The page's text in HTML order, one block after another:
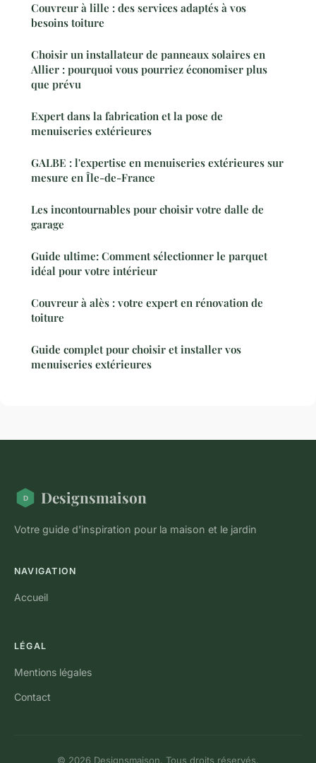
Couvreur à lille : des services adaptés à vos
besoins toiture
Choisir un installateur de panneaux solaires en
Allier : pourquoi vous pourriez économiser plus
que prévu
Expert dans la fabrication et la pose de
menuiseries extérieures
GALBE : l'expertise en menuiseries extérieures sur
mesure en Île-de-France
Les incontournables pour choisir votre dalle de
garage
Guide ultime: Comment sélectionner le parquet
idéal pour votre intérieur
Couvreur à alès : votre expert en rénovation de
toiture
Guide complet pour choisir et installer vos
menuiseries extérieures
Designsmaison
Votre guide d'inspiration pour la maison et le jardin
NAVIGATION
Accueil
LÉGAL
Mentions légales
Contact
© 2026 Designsmaison. Tous droits réservés.